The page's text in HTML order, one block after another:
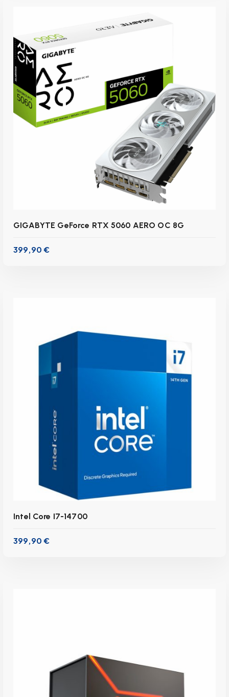
Versandkosten
Lieferzeit:1-3 Werktage
IN DEN WARENKORB
1-3 Werktage
GIGABYTE GeForce RTX 5060 AERO OC 8G
399,90€
Lieferzeit:
1-3 Werktage
IN DEN WARENKORB
Intel Core I7-14700
399,90€